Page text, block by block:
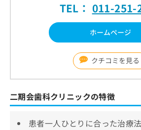
TEL： 011-251-
ホームページ
クチコミを見る
二期会歯科クリニックの特徴
患者一人ひとりに合った治療